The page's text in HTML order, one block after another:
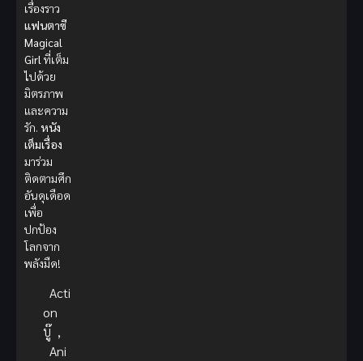
เรื่องราว
แฟนตาซี
Magical
Girl ที่เต็ม
ไปด้วย
มิตรภาพ
และความ
รัก. หนัง
เต็มเรื่อง
มาร่วม
ติดตามศึก
อันดุเดือด
เพื่อ
ปกป้อง
โลกจาก
พลังมืด!
Acti
on
บู๊ ,
Ani